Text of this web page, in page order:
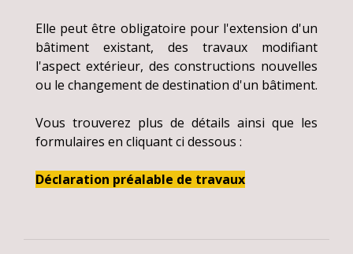
Elle peut être obligatoire pour l'extension d'un
bâtiment existant, des travaux modifiant
l'aspect extérieur, des constructions nouvelles
ou le changement de destination d'un bâtiment.
Vous trouverez plus de détails ainsi que les
formulaires en cliquant ci dessous :
Déclaration préalable de travaux